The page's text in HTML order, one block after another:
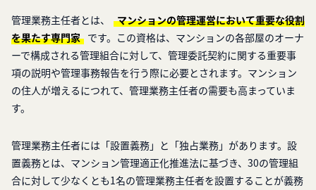
管理業務主任者とは、
マンションの管理運営において重要な役割
を果たす専門家 です。この資格は、マンションの各部屋のオーナ
ーで構成される管理組合に対して、管理委託契約に関する重要事
項の説明や管理事務報告を行う際に必要とされます。マンション
の住人が増えるにつれて、管理業務主任者の需要も高まっていま
す。
管理業務主任者には「設置義務」と「独占業務」があります。設
置義務とは、マンション管理適正化推進法に基づき、30の管理組
合に対して少なくとも1名の管理業務主任者を設置することが義務